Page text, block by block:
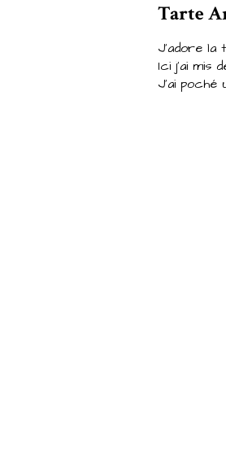
Tarte
J'adore la
Ici j'ai mis
J'ai poché